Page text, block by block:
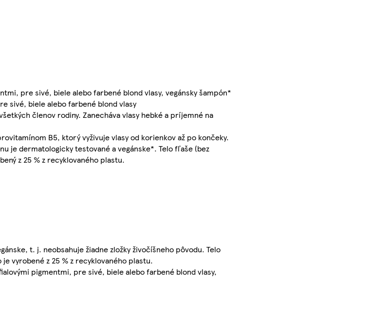
pre sivé, biele alebo farbené blond vlasy, vegánsky šampón*
sivé, biele alebo farbené blond vlasy
členov rodiny. Zanecháva vlasy hebké a príjemné na
B5, ktorý vyživuje vlasy od korienkov až po končeky.
je dermatologicky testované a vegánske*. Telo fľaše (bez
z 25 % z recyklovaného plastu.
t. j. neobsahuje žiadne zložky živočíšneho pôvodu. Telo
vyrobené z 25 % z recyklovaného plastu.
pigmentmi, pre sivé, biele alebo farbené blond vlasy,